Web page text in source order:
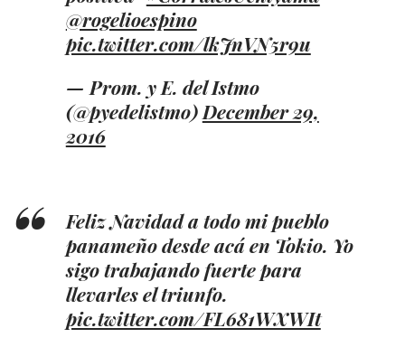
@rogelioespino
pic.twitter.com/lkJnVN5r9u
— Prom. y E. del Istmo
(@pyedelistmo) December 29,
2016
Feliz Navidad a todo mi pueblo
panameño desde acá en Tokio. Yo
sigo trabajando fuerte para
llevarles el triunfo.
pic.twitter.com/FL681WXWIt